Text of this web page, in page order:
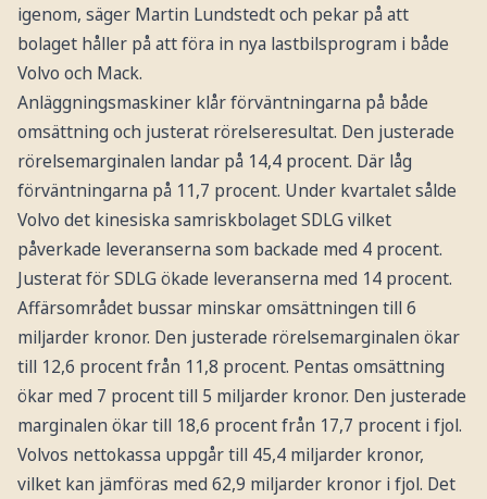
igenom, säger Martin Lundstedt och pekar på att
bolaget håller på att föra in nya lastbilsprogram i både
Volvo och Mack.
Anläggningsmaskiner klår förväntningarna på både
omsättning och justerat rörelseresultat. Den justerade
rörelsemarginalen landar på 14,4 procent. Där låg
förväntningarna på 11,7 procent. Under kvartalet sålde
Volvo det kinesiska samriskbolaget SDLG vilket
påverkade leveranserna som backade med 4 procent.
Justerat för SDLG ökade leveranserna med 14 procent.
Affärsområdet bussar minskar omsättningen till 6
miljarder kronor. Den justerade rörelsemarginalen ökar
till 12,6 procent från 11,8 procent. Pentas omsättning
ökar med 7 procent till 5 miljarder kronor. Den justerade
marginalen ökar till 18,6 procent från 17,7 procent i fjol.
Volvos nettokassa uppgår till 45,4 miljarder kronor,
vilket kan jämföras med 62,9 miljarder kronor i fjol. Det